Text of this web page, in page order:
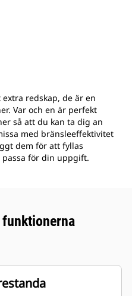
redskap, de är en
Var och en är perfekt
så att du kan ta dig an
med bränsleeffektivitet
dem för att fyllas
passa för din uppgift.